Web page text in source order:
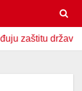
države U